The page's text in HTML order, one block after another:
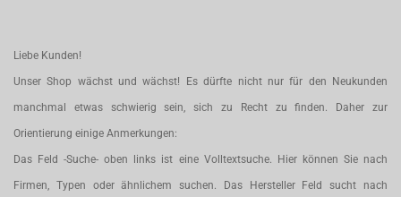
Liebe Kunden!
Unser Shop wächst und wächst! Es dürfte nicht nur für den Neukunden
manchmal etwas schwierig sein, sich zu Recht zu finden. Daher zur
Orientierung einige Anmerkungen:
Das Feld -Suche- oben links ist eine Volltextsuche. Hier können Sie nach
Firmen, Typen oder ähnlichem suchen. Das Hersteller Feld sucht nach